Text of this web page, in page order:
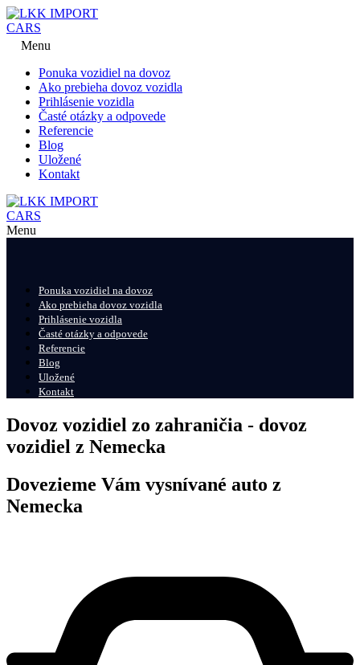
Menu
Ponuka vozidiel na dovoz
Ako prebieha dovoz vozidla
Prihlásenie vozidla
Časté otázky a odpovede
Referencie
Blog
Uložené
Kontakt
Menu
Ponuka vozidiel na dovoz
Ako prebieha dovoz vozidla
Prihlásenie vozidla
Časté otázky a odpovede
Referencie
Blog
Uložené
Kontakt
Dovoz vozidiel zo zahraničia - dovoz
vozidiel z Nemecka
Dovezieme Vám vysnívané auto z
Nemecka